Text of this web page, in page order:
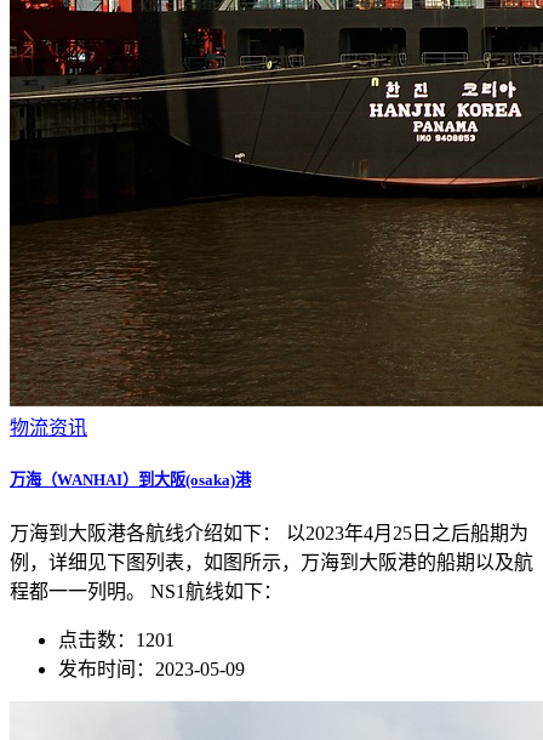
物流资讯
万海（WANHAI）到大阪(osaka)港
万海到大阪港各航线介绍如下： 以2023年4月25日之后船期为
例，详细见下图列表，如图所示，万海到大阪港的船期以及航
程都一一列明。 NS1航线如下：
点击数：1201
发布时间：2023-05-09